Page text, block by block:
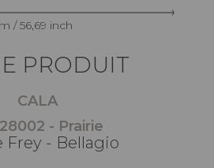
/ 56,69 inch
PRODUIT
CALA
- Prairie
Frey - Bellagio